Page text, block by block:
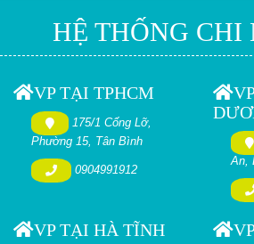
HỆ THỐNG CHI
VP TẠI TPHCM
175/1 Cống Lỡ,
Phường 15, Tân Bình
0904991912
An,
VP TẠI HÀ TĨNH